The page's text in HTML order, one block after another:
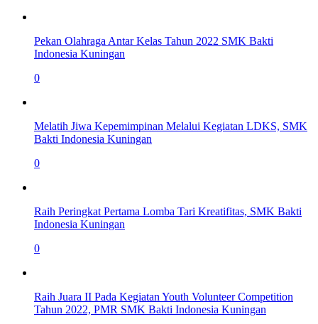
Pekan Olahraga Antar Kelas Tahun 2022 SMK Bakti
Indonesia Kuningan
0
Melatih Jiwa Kepemimpinan Melalui Kegiatan LDKS, SMK
Bakti Indonesia Kuningan
0
Raih Peringkat Pertama Lomba Tari Kreatifitas, SMK Bakti
Indonesia Kuningan
0
Raih Juara II Pada Kegiatan Youth Volunteer Competition
Tahun 2022, PMR SMK Bakti Indonesia Kuningan